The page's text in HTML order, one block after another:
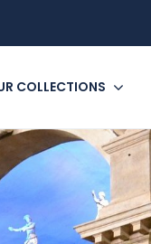
COLLECTIONS